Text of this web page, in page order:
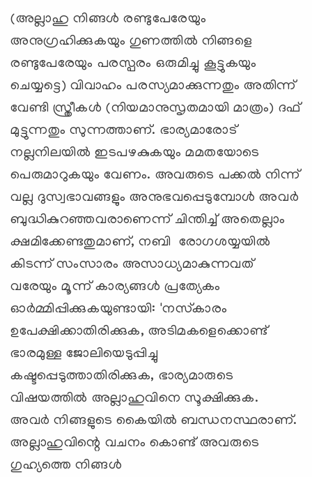
(അല്ലാഹു നിങ്ങള്‍ രണ്ടുപേരേയും
അനുഗ്രഹിക്കുകയും ഗുണത്തില്‍ നിങ്ങളെ
രണ്ടുപേരേയും പരസ്പരം ഒരുമിച്ചു കൂട്ടുകയും
ചെയ്യട്ടെ) വിവാഹം പരസ്യമാക്കുന്നതും അതിന്ന്
വേണ്ടി സ്ത്രീകള്‍ (നിയമാനുസൃതമായി മാത്രം) ദഫ്
മുട്ടുന്നതും സുന്നത്താണ്. ഭാര്യമാരോട്
നല്ലനിലയില്‍ ഇടപഴകുകയും മമതയോടെ
പെരുമാറുകയും വേണം. അവരുടെ പക്കല്‍ നിന്ന്
വല്ല ദുസ്വഭാവങ്ങളും അനുഭവപ്പെടുമ്പോള്‍ അവര്‍
ബുദ്ധികുറഞ്ഞവരാണെന്ന് ചിന്തിച്ച് അതെല്ലാം
ക്ഷമിക്കേണ്ടതുമാണ്, നബി രോഗശയ്യയില്‍
കിടന്ന് സംസാരം അസാധ്യമാകുന്നവത്
വരേയും മൂന്ന് കാര്യങ്ങള്‍ പ്രത്യേകം
ഓര്‍മ്മിപ്പിക്കുകയുണ്ടായി: 'നസ്‌കാരം
ഉപേക്ഷിക്കാതിരിക്കുക, അടിമകളെക്കൊണ്ട്
ഭാരമുള്ള ജോലിയെടുപ്പിച്ചു
കഷ്ടപ്പെടുത്താതിരിക്കുക, ഭാര്യമാരുടെ
വിഷയത്തില്‍ അല്ലാഹുവിനെ സൂക്ഷിക്കുക.
അവര്‍ നിങ്ങളുടെ കൈയില്‍ ബന്ധനസ്ഥരാണ്.
അല്ലാഹുവിന്റെ വചനം കൊണ്ട് അവരുടെ
ഗുഹ്യത്തെ നിങ്ങള്‍